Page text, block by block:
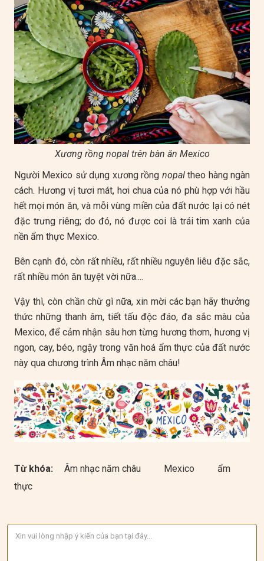
Xương rồng nopal trên bàn ăn Mexico
Người Mexico sử dụng xương rồng nopaltheo hàng ngàn
cách. Hương vị tươi mát, hơi chua của nó phù hợp với hầu
hết mọi món ăn, và mỗi vùng miền của đất nước lại có nét
đặc trưng riêng; do đó, nó được coi là trái tim xanh của
nền ẩm thực Mexico.
Bên cạnh đó, còn rất nhiều, rất nhiều nguyên liêu đặc sắc,
rất nhiều món ăn tuyệt vời nữa....
Vậy thì, còn chần chừ gì nữa, xin mời các bạn hãy thưởng
thức những thanh âm, tiết tấu độc đáo, đa sắc màu của
Mexico, để cảm nhận sâu hơn từng hương thơm, hương vị
ngon, cay, béo, ngậy trong văn hoá ẩm thực của đất nước
này qua chương trình Âm nhạc năm châu!
Từ khóa: Âm nhạc năm châu Mexico
ẩm
thực